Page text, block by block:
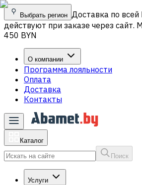
Выбрать регион Доставка по
действуют при заказе через сайт.
450 BYN
О компании
Программа лояльности
Оплата
Доставка
Контакты
Каталог
Поиск
Услуги